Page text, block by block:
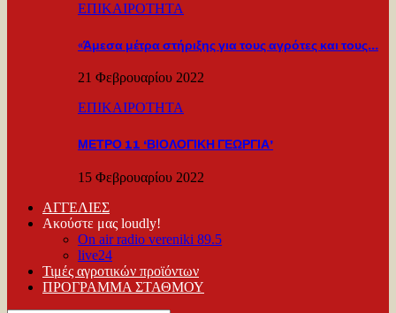
ΕΠΙΚΑΙΡΟΤΗΤΑ
«Άμεσα μέτρα στήριξης για τους αγρότες και τους…
21 Φεβρουαρίου 2022
ΕΠΙΚΑΙΡΟΤΗΤΑ
ΜΕΤΡΟ 11 ‘ΒΙΟΛΟΓΙΚΗ ΓΕΩΡΓΙΑ’
15 Φεβρουαρίου 2022
ΑΓΓΕΛΙΕΣ
Ακούστε μας loudly!
On air radio vereniki 89.5
live24
Τιμές αγροτικών προϊόντων
ΠΡΟΓΡΑΜΜΑ ΣΤΑΘΜΟΥ